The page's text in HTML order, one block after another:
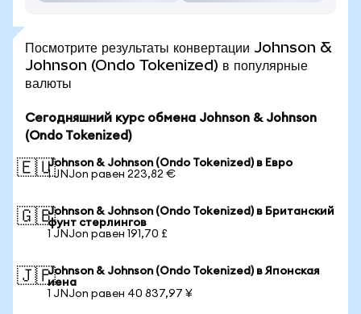
Посмотрите результаты конвертации Johnson &
Johnson (Ondo Tokenized) в популярные
валюты
Сегодняшний курс обмена Johnson & Johnson
(Ondo Tokenized)
🇪🇺Johnson & Johnson (Ondo Tokenized) в Евро
1 JNJon равен 223,82 €
🇬🇧Johnson & Johnson (Ondo Tokenized) в Британский
фунт стерлингов
1 JNJon равен 191,70 £
🇯🇵Johnson & Johnson (Ondo Tokenized) в Японская
иена
1 JNJon равен 40 837,97 ¥